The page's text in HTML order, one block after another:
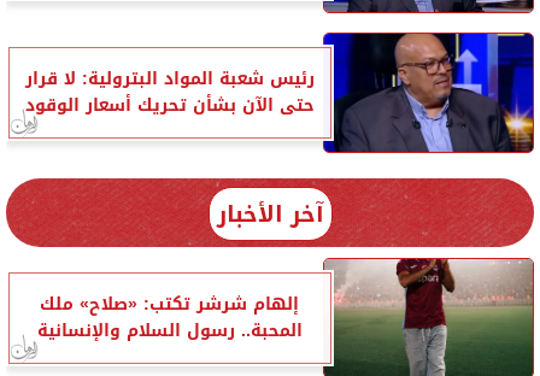
رئيس شعبة المواد البترولية: لا قرار
حتى الآن بشأن تحريك أسعار الوقود
آخر الأخبار
إلهام شرشر تكتب: «صلاح» ملك
المحبة.. رسول السلام والإنسانية